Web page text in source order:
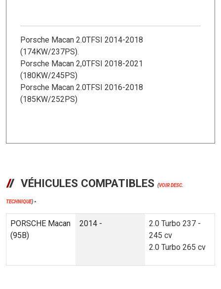
Porsche Macan 2.0TFSI 2014-2018
(174KW/237PS).
Porsche Macan 2,0TFSI 2018-2021
(180KW/245PS)
Porsche Macan 2.0TFSI 2016-2018
(185KW/252PS)
VÉHICULES COMPATIBLES (VOIR DESC.
TECHNIQUE) *
PORSCHE Macan
(95B)
2014 -
2.0 Turbo 237 -
245 cv
2.0 Turbo 265 cv